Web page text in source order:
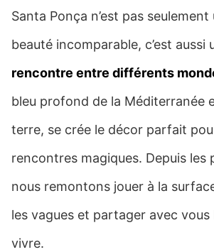
Santa Ponça n’est pas seulement
beauté incomparable, c’est aussi
rencontre entre différents
bleu profond de la Méditerranée
terre, se crée le décor parfait
rencontres magiques. Depuis les
nous remontons jouer à la
les vagues et partager avec vous
vivre.